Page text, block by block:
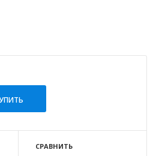
СРАВНИТЬ